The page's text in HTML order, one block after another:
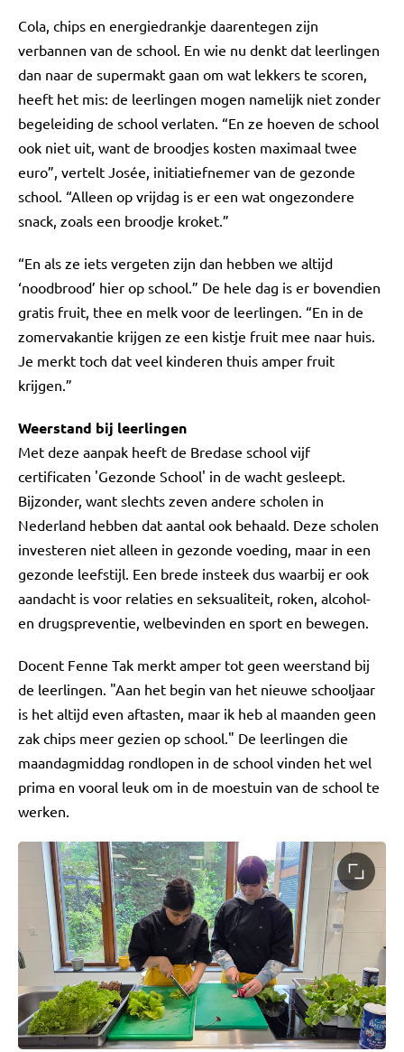
Cola, chips en energiedrankje daarentegen zijn
verbannen van de school. En wie nu denkt dat leerlingen
dan naar de supermakt gaan om wat lekkers te scoren,
heeft het mis: de leerlingen mogen namelijk niet zonder
begeleiding de school verlaten. “En ze hoeven de school
ook niet uit, want de broodjes kosten maximaal twee
euro”, vertelt Josée, initiatiefnemer van de gezonde
school. “Alleen op vrijdag is er een wat ongezondere
snack, zoals een broodje kroket.”
“En als ze iets vergeten zijn dan hebben we altijd
‘noodbrood’ hier op school.” De hele dag is er bovendien
gratis fruit, thee en melk voor de leerlingen. “En in de
zomervakantie krijgen ze een kistje fruit mee naar huis.
Je merkt toch dat veel kinderen thuis amper fruit
krijgen.”
Weerstand bij leerlingen
Met deze aanpak heeft de Bredase school vijf
certificaten 'Gezonde School' in de wacht gesleept.
Bijzonder, want slechts zeven andere scholen in
Nederland hebben dat aantal ook behaald. Deze scholen
investeren niet alleen in gezonde voeding, maar in een
gezonde leefstijl. Een brede insteek dus waarbij er ook
aandacht is voor relaties en seksualiteit, roken, alcohol-
en drugspreventie, welbevinden en sport en bewegen.
Docent Fenne Tak merkt amper tot geen weerstand bij
de leerlingen. "Aan het begin van het nieuwe schooljaar
is het altijd even aftasten, maar ik heb al maanden geen
zak chips meer gezien op school." De leerlingen die
maandagmiddag rondlopen in de school vinden het wel
prima en vooral leuk om in de moestuin van de school te
werken.